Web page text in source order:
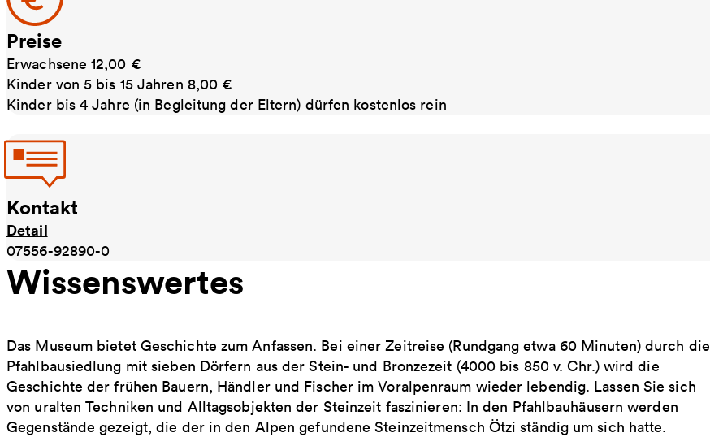
Preise
Erwachsene 12,00 €
Kinder von 5 bis 15 Jahren 8,00 €
Kinder bis 4 Jahre (in Begleitung der Eltern) dürfen kostenlos rein
Kontakt
Detail
07556-92890-0
Wissenswertes
Das Museum bietet Geschichte zum Anfassen. Bei einer Zeitreise (Rundgang etwa 60 Minuten) durch die
Pfahlbausiedlung mit sieben Dörfern aus der Stein- und Bronzezeit (4000 bis 850 v. Chr.) wird die
Geschichte der frühen Bauern, Händler und Fischer im Voralpenraum wieder lebendig. Lassen Sie sich
von uralten Techniken und Alltagsobjekten der Steinzeit faszinieren: In den Pfahlbauhäusern werden
Gegenstände gezeigt, die der in den Alpen gefundene Steinzeitmensch Ötzi ständig um sich hatte.